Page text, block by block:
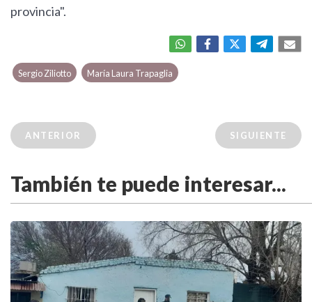
provincia".
Sergio Ziliotto María Laura Trapaglia
ANTERIOR SIGUIENTE
También te puede interesar...